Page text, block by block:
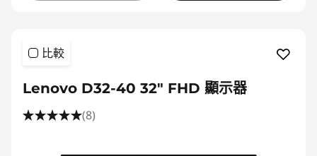
比較
Lenovo D32-40 32" FHD 顯示器
(8)